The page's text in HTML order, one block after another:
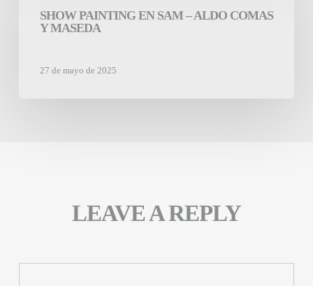
Artes,
Madrid
SAM
COMAS
SHOW PAINTING EN SAM – ALDO COMAS
Y MASEDA
27 de mayo de 2025
LEAVE A REPLY